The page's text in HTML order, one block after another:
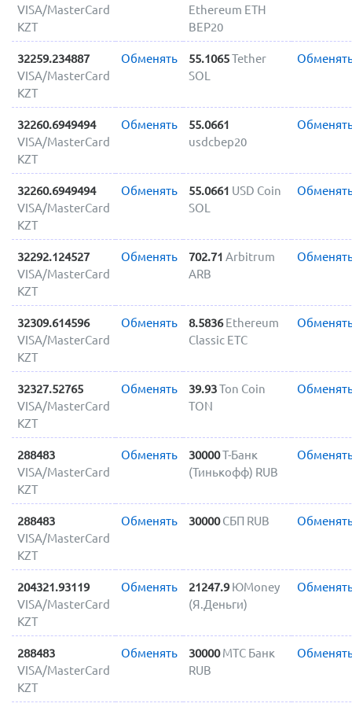
VISA/MasterCard
KZT
Ethereum ETH
BEP20
32259.234887
VISA/MasterCard
KZT
Обменять 55.1065Tether
SOL
32260.6949494
VISA/MasterCard
KZT
Обменять
55.0661
usdcbep20
32260.6949494
VISA/MasterCard
KZT
Обменять 55.0661 USD Coin
SOL
32292.124527
VISA/MasterCard
KZT
Обменять 702.71 Arbitrum
ARB
32309.614596
VISA/MasterCard
KZT
Обменять 8.5836 Ethereum
Classic ETC
32327.52765
VISA/MasterCard
KZT
Обменять 39.93Ton Coin
TON
288483
VISA/MasterCard
KZT
Обменять 30000Т-Банк
(Тинькофф) RUB
288483
VISA/MasterCard
KZT
Обменять 30000 СБП RUB
204321.93119
VISA/MasterCard
KZT
Обменять 21247.9 ЮMoney
(Я.Деньги)
288483
VISA/MasterCard
KZT
Обменять 30000 МТС Банк
RUB